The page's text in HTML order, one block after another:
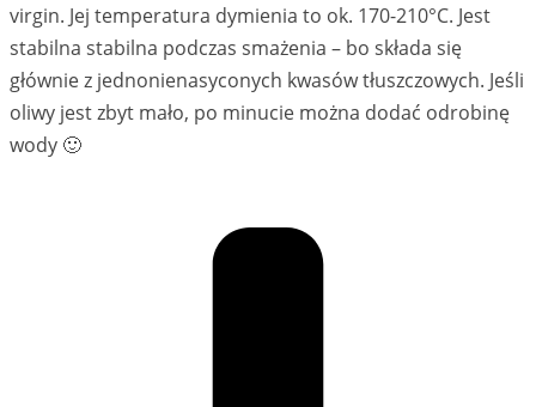
virgin. Jej temperatura dymienia to ok. 170-210°C. Jest
stabilna stabilna podczas smażenia – bo składa się
głównie z jednonienasyconych kwasów tłuszczowych. Jeśli
oliwy jest zbyt mało, po minucie można dodać odrobinę
wody 🙂